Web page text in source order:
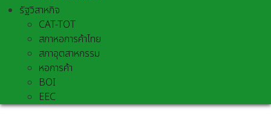
รัฐวิสาหกิจ
CAT-TOT
สภาหอการค้าไทย
สภาอุตสาหกรรม
หอการค้า
BOI
EEC